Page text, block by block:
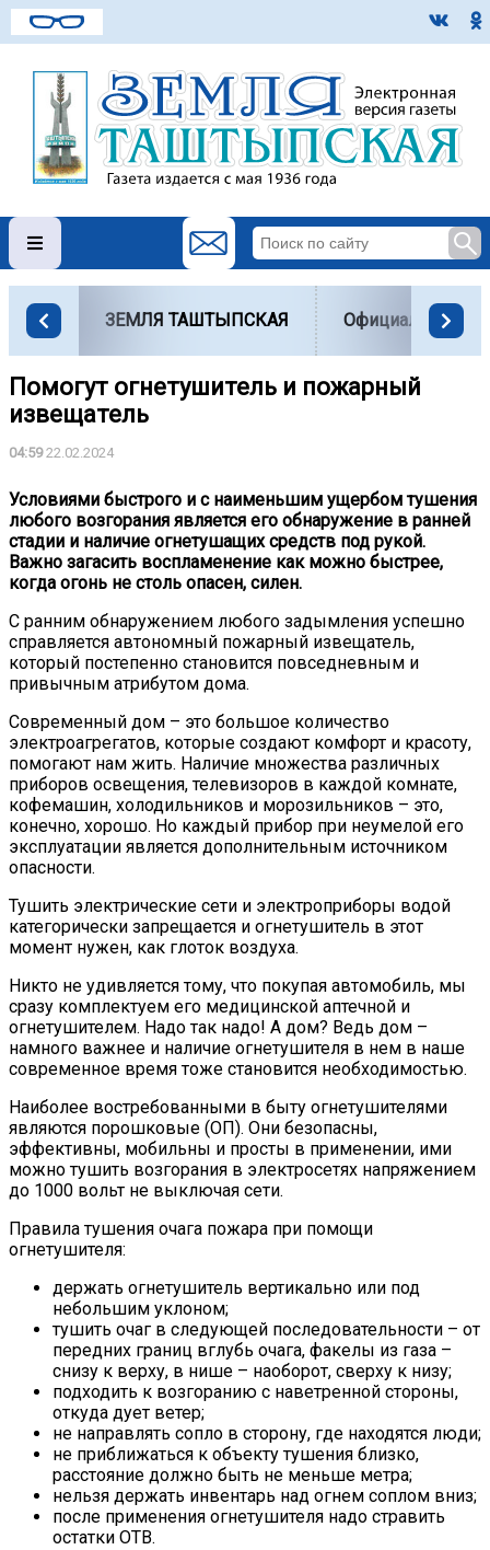
ЗЕМЛЯ ТАШТЫПСКАЯ Официально
Помогут огнетушитель и пожарный
извещатель
04:5922.02.2024
Условиями быстрого и с наименьшим ущербом тушения
любого возгорания является его обнаружение в ранней
стадии и наличие огнетушащих средств под рукой.
Важно загасить воспламенение как можно быстрее,
когда огонь не столь опасен, силен.
С ранним обнаружением любого задымления успешно
справляется автономный пожарный извещатель,
который постепенно становится повседневным и
привычным атрибутом дома.
Современный дом – это большое количество
электроагрегатов, которые создают комфорт и красоту,
помогают нам жить. Наличие множества различных
приборов освещения, телевизоров в каждой комнате,
кофемашин, холодильников и морозильников – это,
конечно, хорошо. Но каждый прибор при неумелой его
эксплуатации является дополнительным источником
опасности.
Тушить электрические сети и электроприборы водой
категорически запрещается и огнетушитель в этот
момент нужен, как глоток воздуха.
Никто не удивляется тому, что покупая автомобиль, мы
сразу комплектуем его медицинской аптечной и
огнетушителем. Надо так надо! А дом? Ведь дом –
намного важнее и наличие огнетушителя в нем в наше
современное время тоже становится необходимостью.
Наиболее востребованными в быту огнетушителями
являются порошковые (ОП). Они безопасны,
эффективны, мобильны и просты в применении, ими
можно тушить возгорания в электросетях напряжением
до 1000 вольт не выключая сети.
Правила тушения очага пожара при помощи
огнетушителя:
держать огнетушитель вертикально или под
небольшим уклоном;
тушить очаг в следующей последовательности – от
передних границ вглубь очага, факелы из газа –
снизу к верху, в нише – наоборот, сверху к низу;
подходить к возгоранию с наветренной стороны,
откуда дует ветер;
не направлять сопло в сторону, где находятся люди;
не приближаться к объекту тушения близко,
расстояние должно быть не меньше метра;
нельзя держать инвентарь над огнем соплом вниз;
после применения огнетушителя надо стравить
остатки ОТВ.